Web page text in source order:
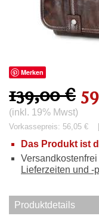
Merken
139,00 €
(inkl. 19% Mwst)
Vorkassepreis: 56,05 €
Das Produkt ist
Lieferzeiten und -
Produktdetails